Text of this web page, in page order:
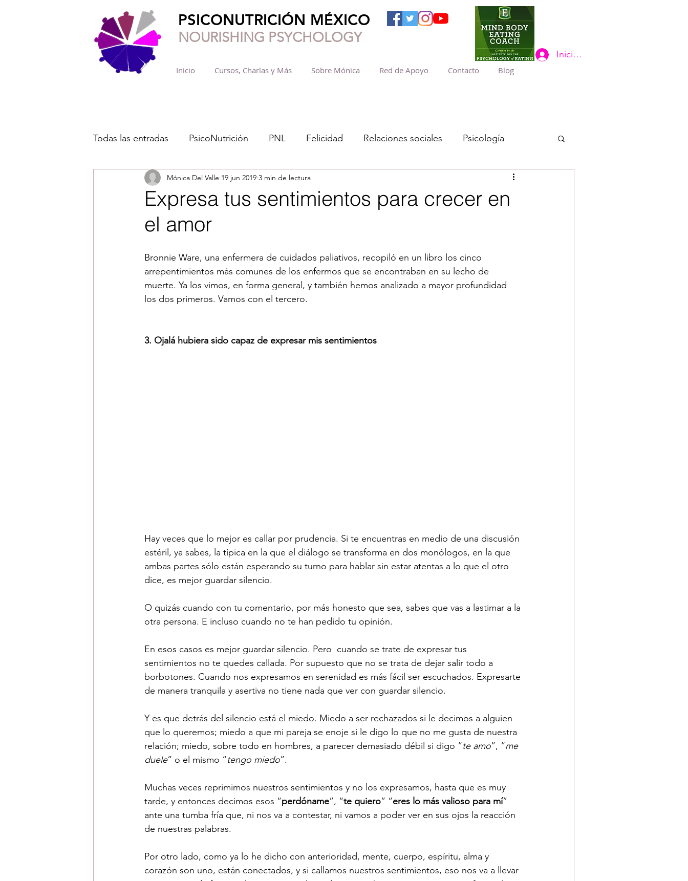
PSICONUTRICIÓN MÉXICO
NOURISHING PSYCHOLOGY
Inicio Cursos, Charlas y Más Sobre Mónica Red de Apoyo Contacto Blog
Iniciar sesión
Todas las entradas PsicoNutrición PNL Felicidad Relaciones sociales Psicología
Expresa tus sentimientos para crecer en
el amor
Mónica Del Valle 19 jun 2019 3 min de lectura
Bronnie Ware, una enfermera de cuidados paliativos, recopiló en un libro los cinco
arrepentimientos más comunes de los enfermos que se encontraban en su lecho de
muerte. Ya los vimos, en forma general, y también hemos analizado a mayor profundidad
los dos primeros. Vamos con el tercero.
3. Ojalá hubiera sido capaz de expresar mis sentimientos
Hay veces que lo mejor es callar por prudencia. Si te encuentras en medio de una discusión
estéril, ya sabes, la típica en la que el diálogo se transforma en dos monólogos, en la que
ambas partes sólo están esperando su turno para hablar sin estar atentas a lo que el otro
dice, es mejor guardar silencio.
O quizás cuando con tu comentario, por más honesto que sea, sabes que vas a lastimar a la
otra persona. E incluso cuando no te han pedido tu opinión.
En esos casos es mejor guardar silencio. Pero  cuando se trate de expresar tus
sentimientos no te quedes callada. Por supuesto que no se trata de dejar salir todo a
borbotones. Cuando nos expresamos en serenidad es más fácil ser escuchados. Expresarte
de manera tranquila y asertiva no tiene nada que ver con guardar silencio.
Y es que detrás del silencio está el miedo. Miedo a ser rechazados si le decimos a alguien
que lo queremos; miedo a que mi pareja se enoje si le digo lo que no me gusta de nuestra
relación; miedo, sobre todo en hombres, a parecer demasiado débil si digo “te amo”, “me
duele” o el mismo “tengo miedo”.
Muchas veces reprimimos nuestros sentimientos y no los expresamos, hasta que es muy
tarde, y entonces decimos esos “perdóname”, “te quiero” “eres lo más valioso para mí”
ante una tumba fría que, ni nos va a contestar, ni vamos a poder ver en sus ojos la reacción
de nuestras palabras.
Por otro lado, como ya lo he dicho con anterioridad, mente, cuerpo, espíritu, alma y
corazón son uno, están conectados, y si callamos nuestros sentimientos, eso nos va a llevar